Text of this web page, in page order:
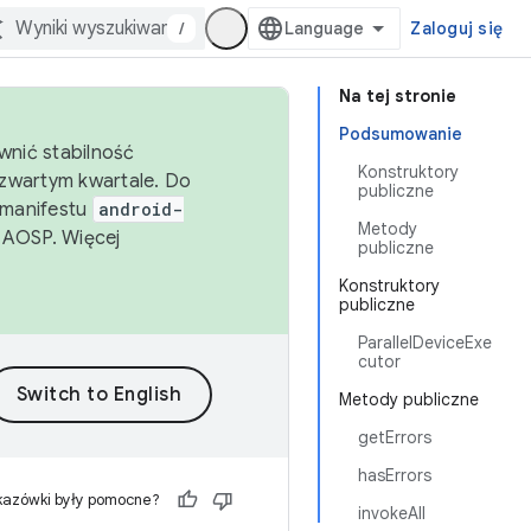
/ Zaloguj się
Na tej stronie
Podsumowanie
Konstruktory
publiczne
Metody
publiczne
Konstruktory
publiczne
ParallelDeviceExe
cutor
Metody publiczne
getErrors
hasErrors
invokeAll
stabilność
kwartale. Do
android-
Więcej
były pomocne?